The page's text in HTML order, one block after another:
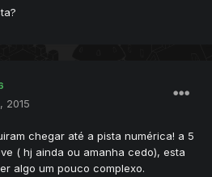
2015
chegar até a pista numérica! a 5
( hj ainda ou amanha cedo), esta
algo um pouco complexo.